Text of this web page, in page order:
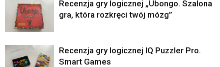
Recenzja gry logicznej „Ubongo. Szalona
gra, która rozkręci twój mózg”
Recenzja gry logicznej IQ Puzzler Pro.
Smart Games